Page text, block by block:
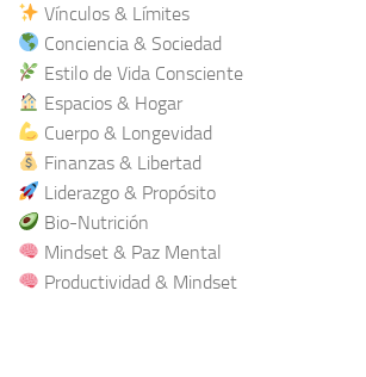
Vínculos & Límites
Conciencia & Sociedad
Estilo de Vida Consciente
Espacios & Hogar
Cuerpo & Longevidad
Finanzas & Libertad
Liderazgo & Propósito
Bio-Nutrición
Mindset & Paz Mental
Productividad & Mindset